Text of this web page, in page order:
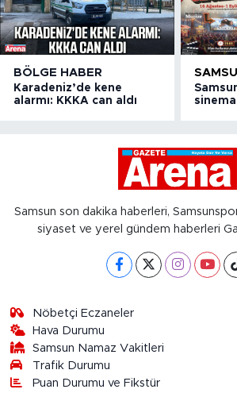
BÖLGE HABER
Karadeniz’de kene
alarmı: KKKA can aldı
Samsun son dakika haberleri,
siyaset ve yerel gündem haberleri
Nöbetçi Eczaneler
Hava Durumu
Samsun Namaz Vakitleri
Trafik Durumu
Puan Durumu ve Fikstür